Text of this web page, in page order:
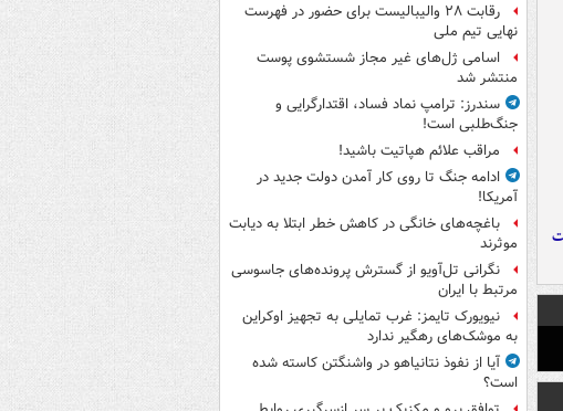
رقابت ۲۸ والیبالیست برای حضور در فهرست
نهایی تیم ملی
اسامی ژل‌های غیر مجاز شستشوی پوست
منتشر شد
سندرز: ترامپ نماد فساد، اقتدارگرایی و
جنگ‌طلبی است!
مراقب علائم هپاتیت باشید!
ادامه جنگ تا روی کار آمدن دولت جدید در
آمریکا!
باغچه‌های خانگی در کاهش خطر ابتلا به دیابت
موثرند
نگرانی تل‌آویو از گسترش پرونده‌های جاسوسی
مرتبط با ایران
نیویورک تایمز: غرب تمایلی به تجهیز اوکراین
به موشک‌های رهگیر ندارد
آیا از نفوذ نتانیاهو در واشنگتن کاسته شده
است؟